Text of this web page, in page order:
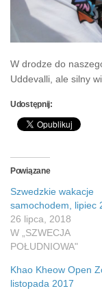
W drodze do
Uddevalli, ale silny
Udostępnij:
Powiązane
Szwedzkie wakacje
samochodem, lipiec
26 lipca, 2018
W „SZWECJA
POŁUDNIOWA"
Khao Kheow Open
listopada 2017